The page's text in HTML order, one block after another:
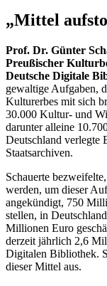
„Mittel
Prof. Dr. Günter
Preußischer
Deutsche Digitale
gewaltige Aufgaben,
Kulturerbes mit sich
30.000 Kultur- und
darunter alleine
Deutschland verlegte
Staatsarchiven.
Schauerte
werden, um dieser
angekündigt, 750
stellen, in
Millionen Euro
derzeit jährlich 2,6
Digitalen Bibliothek.
dieser Mittel aus.